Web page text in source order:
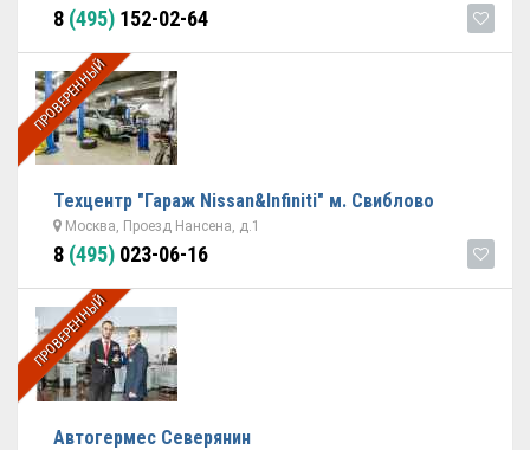
8 (495) 152-02-64
ПРОВЕРЕННЫЙ
Техцентр "Гараж Nissan&Infiniti" м. Свиблово
Москва, Проезд Нансена, д.1
8 (495) 023-06-16
ПРОВЕРЕННЫЙ
Автогермес Северянин